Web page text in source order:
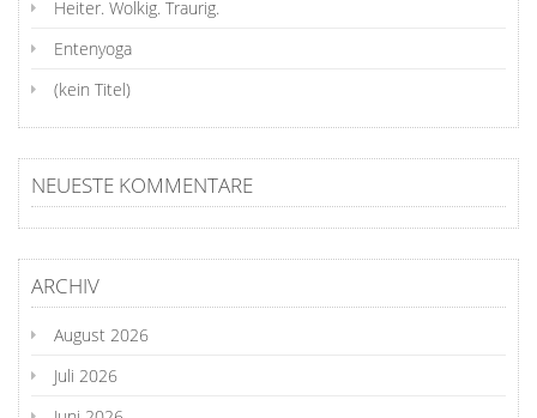
Heiter. Wolkig. Traurig.
Entenyoga
(kein Titel)
NEUESTE KOMMENTARE
ARCHIV
August 2026
Juli 2026